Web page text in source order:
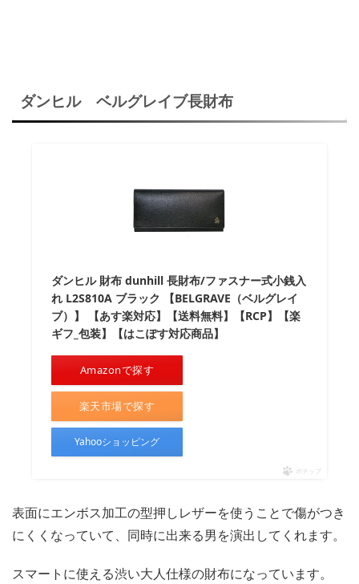
ダンヒル ベルグレイブ長財布
ダンヒル 財布 dunhill 長財布/ファスナー式小銭入
れ L2S810A ブラック 【BELGRAVE（ベルグレイ
ブ）】 【あす楽対応】【送料無料】【RCP】【楽
ギフ_包装】【はこぽす対応商品】
Amazonで探す
楽天市場で探す
Yahooショッピング
ポチップ
表面にエンボス加工の型押しレザーを使うことで傷がつき
にくくなっていて、同時に出来る男を演出してくれます。
スマートに使える渋い大人仕様の財布になっています。